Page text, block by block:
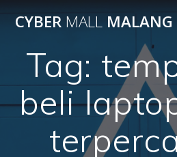
to
CYBER MALL MALANG
Tag:
beli